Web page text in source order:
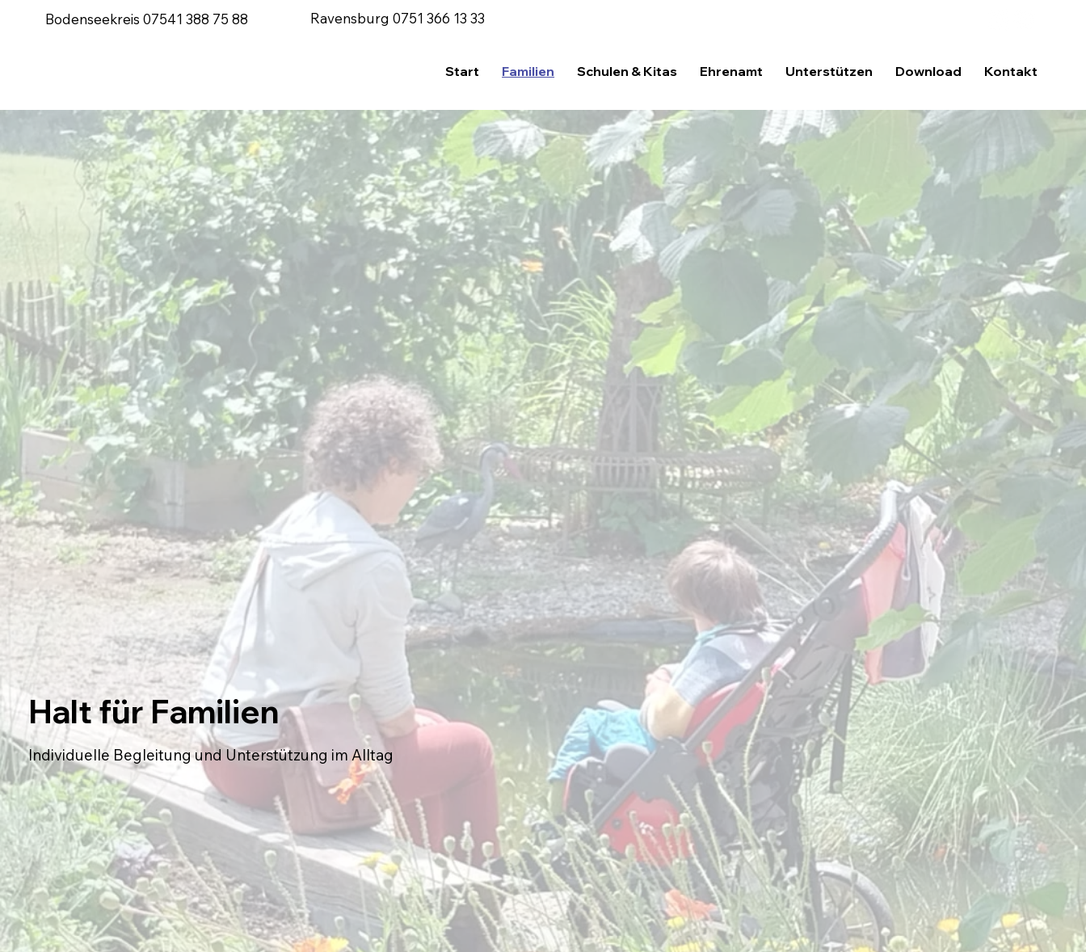
Bodenseekreis07541 388 75 88
Start Familien Schulen & Kitas Ehrenamt Unterstützen Download Kontakt
Ravensburg0751 366 13 33
Halt für Familien
Individuelle Begleitung und Unterstützung im Alltag